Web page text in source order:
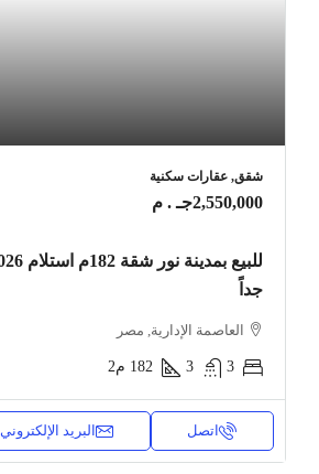
شقق, عقارات سكنية
2,550,000جـ . م
جداً
العاصمة الإدارية, مصر
3
3
182 م2
اتصل البريد الإلكتروني